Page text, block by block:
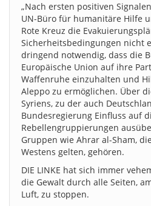
„Nach ersten positiven
UN-Büro für humanitäre Hilfe
Rote Kreuz die
Sicherheitsbedingungen nicht
dringend notwendig, dass die
Europäische Union auf ihre
Waffenruhe einzuhalten und
Aleppo zu ermöglichen. Über
Syriens, zu der auch
Bundesregierung Einfluss auf
Rebellengruppierungen
Gruppen wie Ahrar al-Sham,
Westens gelten, gehören.
DIE LINKE hat sich immer
die Gewalt durch alle Seiten,
Luft, zu stoppen.